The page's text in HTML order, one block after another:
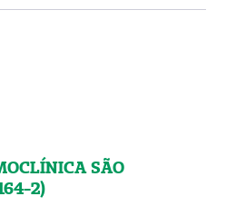
SÃO
2)